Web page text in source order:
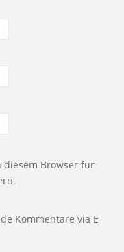
diesem Browser für
Kommentare via E-